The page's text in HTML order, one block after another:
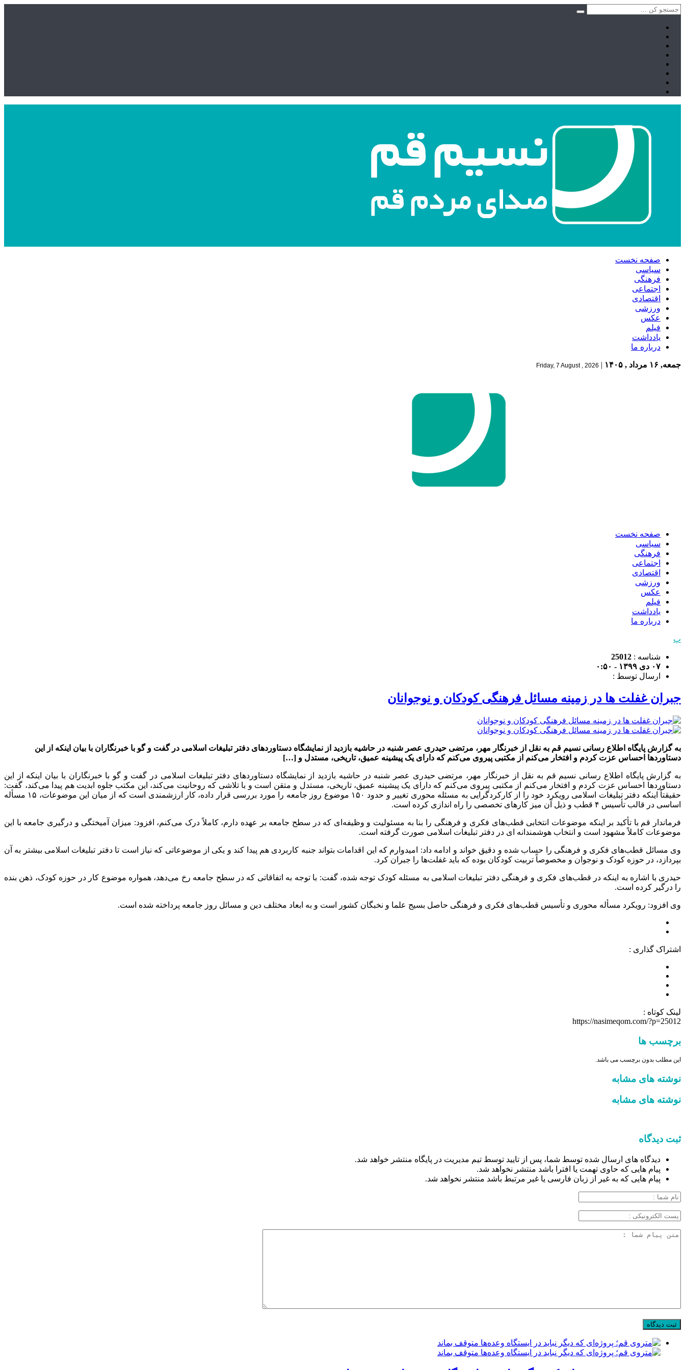
صفحه نخست
سیاسی
فرهنگی
اجتماعی
اقتصادی
ورزشی
عکس
فیلم
یادداشت
درباره ما
جمعه, ۱۶ مرداد , ۱۴۰۵ |
Friday, 7 August , 2026
صفحه نخست
سیاسی
فرهنگی
اجتماعی
اقتصادی
ورزشی
عکس
فیلم
یادداشت
درباره ما
پ
شناسه : 25012
۰۷ دی ۱۳۹۹ - ۰:۵۰
ارسال توسط :
جبران غفلت ها در زمینه مسائل فرهنگی کودکان و نوجوانان
به گزارش پایگاه اطلاع رسانی نسیم قم به نقل از خبرنگار مهر، مرتضی حیدری عصر شنبه در حاشیه بازدید از نمایشگاه دستاوردهای دفتر تبلیغات اسلامی در گفت و گو با خبرنگاران با بیان اینکه از این
دستاوردها احساس عزت کردم و افتخار می‌کنم از مکتبی پیروی می‌کنم که دارای یک پیشینه عمیق، تاریخی، مستدل و […]
به گزارش پایگاه اطلاع رسانی نسیم قم به نقل از خبرنگار مهر، مرتضی حیدری عصر شنبه در حاشیه بازدید از نمایشگاه دستاوردهای دفتر تبلیغات اسلامی در گفت و گو با خبرنگاران با بیان اینکه از این
دستاوردها احساس عزت کردم و افتخار می‌کنم از مکتبی پیروی می‌کنم که دارای یک پیشینه عمیق، تاریخی، مستدل و متقن است و با تلاشی که روحانیت می‌کند، این مکتب جلوه ابدیت هم پیدا می‌کند، گفت:
حقیقتاً اینکه دفتر تبلیغات اسلامی رویکرد خود را از کارکردگرایی به مسئله محوری تغییر و حدود ۱۵۰ موضوع روز جامعه را مورد بررسی قرار داده، کار ارزشمندی است که از میان این موضوعات، ۱۵
مسأله
اساسی در قالب تأسیس ۴ قطب و ذیل آن میز کارهای تخصصی را راه اندازی کرده است.
فرماندار قم با تأکید بر اینکه موضوعات انتخابی قطب‌های فکری و فرهنگی را بنا به مسئولیت و وظیفه‌ای که در سطح جامعه بر عهده دارم، کاملاً درک می‌کنم، افزود: میزان آمیختگی و درگیری جامعه با این
موضوعات کاملاً مشهود است و انتخاب هوشمندانه ای در دفتر تبلیغات اسلامی صورت گرفته است.
وی مسائل قطب‌های فکری و فرهنگی را حساب شده و دقیق خواند و ادامه داد: امیدوارم که این اقدامات بتواند جنبه کاربردی هم پیدا کند و یکی از موضوعاتی که نیاز است تا دفتر تبلیغات اسلامی بیشتر به آن
بپردازد، در حوزه کودک و نوجوان و مخصوصاً تربیت کودکان بوده که باید غفلت‌ها را جبران کرد.
حیدری با اشاره به اینکه در قطب‌های فکری و فرهنگی دفتر تبلیغات اسلامی به مسئله کودک توجه شده، گفت: با توجه به اتفاقاتی که در سطح جامعه رخ می‌دهد، همواره موضوع کار در حوزه کودک، ذهن بنده
را درگیر کرده است.
وی افزود: رویکرد مسأله محوری و تأسیس قطب‌های فکری و فرهنگی حاصل بسیج علما و نخبگان کشور است و به ابعاد مختلف دین و مسائل روز جامعه پرداخته شده است.
اشتراک گذاری :
لینک کوتاه :
https://nasimeqom.com/?p=25012
برچسب ها
این مطلب بدون برچسب می باشد.
نوشته های مشابه
نوشته های مشابه
ثبت دیدگاه
دیدگاه های ارسال شده توسط شما، پس از تایید توسط تیم مدیریت در پایگاه منتشر خواهد شد.
پیام هایی که حاوی تهمت یا افترا باشد منتشر نخواهد شد.
پیام هایی که به غیر از زبان فارسی یا غیر مرتبط باشد منتشر نخواهد شد.